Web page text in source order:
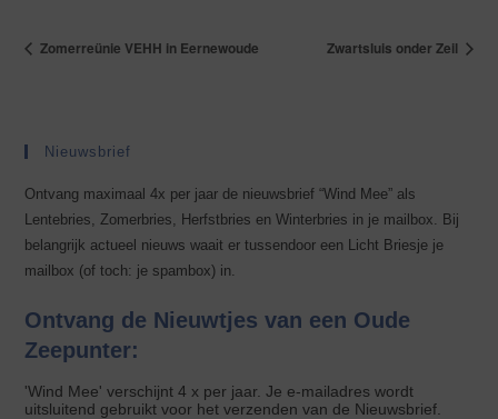
Zomerreünie VEHH in Eernewoude Zwartsluis onder Zeil
Nieuwsbrief
Ontvang maximaal 4x per jaar de nieuwsbrief “Wind Mee” als
Lentebries, Zomerbries, Herfstbries en Winterbries in je mailbox. Bij
belangrijk actueel nieuws waait er tussendoor een Licht Briesje je
mailbox (of toch: je spambox) in.
Ontvang de Nieuwtjes van een Oude
Zeepunter:
'Wind Mee' verschijnt 4 x per jaar. Je e-mailadres wordt
uitsluitend gebruikt voor het verzenden van de Nieuwsbrief.